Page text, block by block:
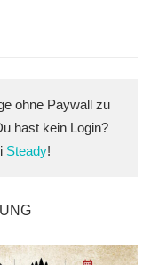
ohne Paywall zu
hast kein Login?
Steady!